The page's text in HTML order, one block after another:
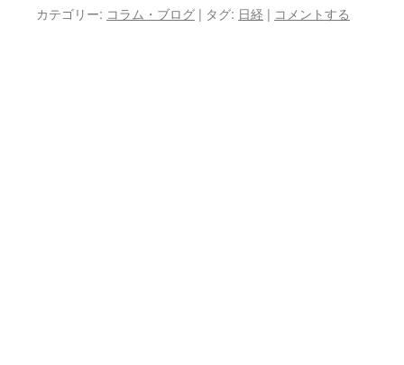
カテゴリー: コラム・ブログ | タグ: 日経 | コメントする